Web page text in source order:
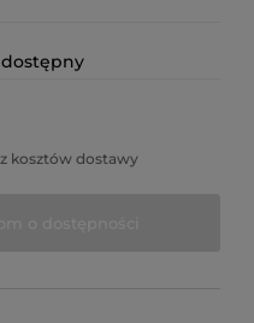
kosztów dostawy